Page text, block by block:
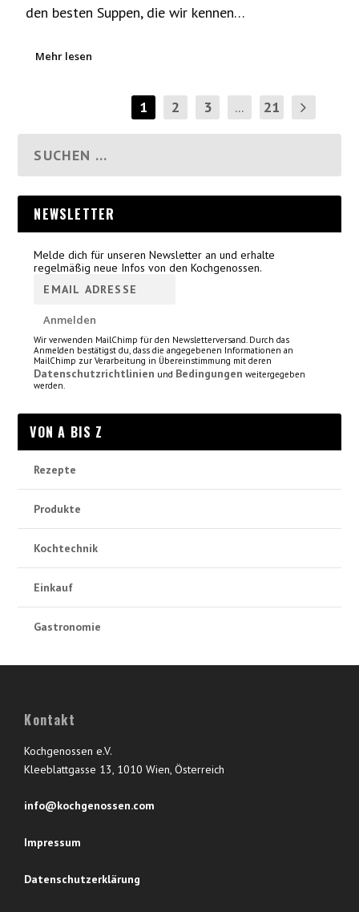
den besten Suppen, die wir kennen…
Mehr lesen
1 2 3 ... 21
NEWSLETTER
Melde dich für unseren Newsletter an und erhalte
regelmäßig neue Infos von den Kochgenossen.
Wir verwenden MailChimp für den Newsletterversand. Durch das
Anmelden bestätigst du, dass die angegebenen Informationen an
MailChimp zur Verarbeitung in Übereinstimmung mit deren
Datenschutzrichtlinien und Bedingungen weitergegeben
werden.
VON A BIS Z
Rezepte
Produkte
Kochtechnik
Einkauf
Gastronomie
Kontakt
Kochgenossen e.V.
Kleeblattgasse 13, 1010 Wien, Österreich
info@kochgenossen.com
Impressum
Datenschutzerklärung